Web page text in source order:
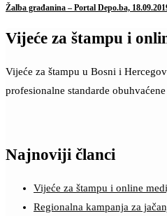
Žalba građanina – Portal Depo.ba,
Vijeće za štampu i
Vijeće za štampu u Bosni i
profesionalne standarde
Najnoviji članci
Vijeće za štampu i online
Regionalna kampanja za